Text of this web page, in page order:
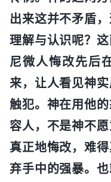
出来这并不矛盾
理解与认识呢？
尼微人悔改先后
来，让人看见神
触犯。神在用他
容人，不是神不
真正地悔改，难
弃手中的强暴。